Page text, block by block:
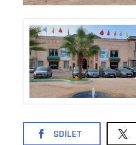
SDÍLET